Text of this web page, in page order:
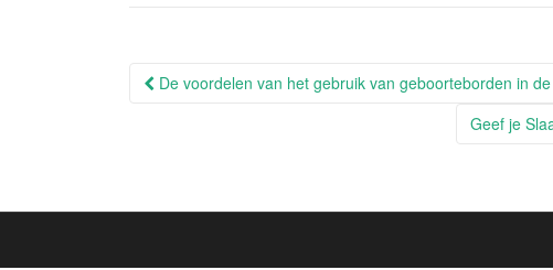
Berichtnavigatie
De voordelen van het gebruik van geboorteborden in
Geef je